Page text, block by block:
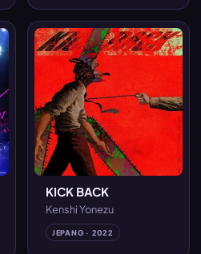
KICK BACK
Kenshi Yonezu
JEPANG · 2022